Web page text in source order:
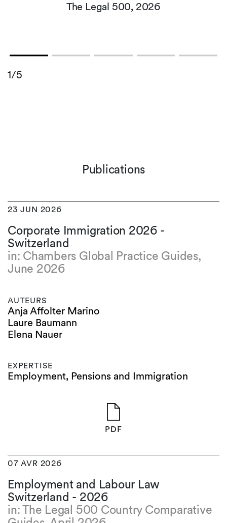
The Legal 500, 2026
1/5
Publications
23 JUN 2026
Corporate Immigration 2026 -
Switzerland
in: Chambers Global Practice Guides,
June 2026
AUTEURS
Anja Affolter Marino
Laure Baumann
Elena Nauer
EXPERTISE
Employment, Pensions and Immigration
PDF
07 AVR 2026
Employment and Labour Law
Switzerland - 2026
in: The Legal 500 Country Comparative